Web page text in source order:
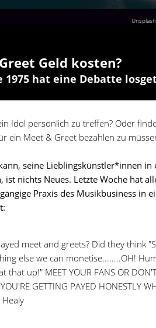
Geld kosten?
1975 hat eine Debatte
Idol persönlich zu treffen? Oder
ein Meet & Greet bezahlen zu
seine Lieblingskünstler*innen in
ist nichts Neues. Letzte Woche hat
Praxis des Musikbusiness in
meet and greets? Did they think
else we can monetise........OH!
that up!" MEET YOUR FANS OR
GETTING PAYED HONESTLY